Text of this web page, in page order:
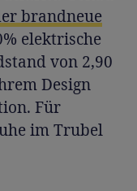
brandneue
elektrische
von 2,90
Design
Für
im Trubel